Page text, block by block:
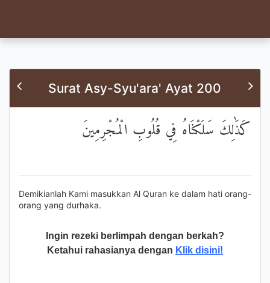
Surat Asy-Syu'ara' Ayat 200
كَذَٰلِكَ سَلَكْنَاهُ فِي قُلُوبِ الْمُجْرِمِينَ
Demikianlah Kami masukkan Al Quran ke dalam hati orang-
orang yang durhaka.
Ingin rezeki berlimpah dengan berkah?
Ketahui rahasianya dengan Klik disini!